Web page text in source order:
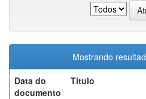
Mostrando
Data do
documento
Título